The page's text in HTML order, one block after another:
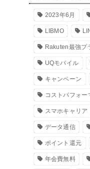
2023年6月
LIBMO
Rakuten最強プ
UQモバイル
キャンペーン
コストパフォー
スマホキャリア
データ通信
ポイント還元
年会費無料